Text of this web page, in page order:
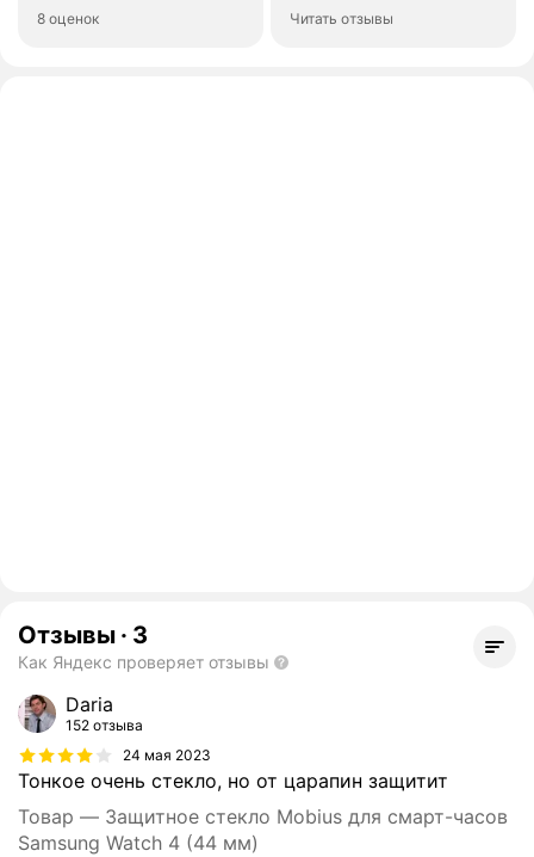
8 оценок Читать отзывы
Отзывы · 3
Как Яндекс проверяет отзывы
Daria
152 отзыва
24 мая 2023
Тонкое очень стекло, но от царапин защитит
Товар — Защитное стекло Mobius для смарт-часов
Samsung Watch 4 (44 мм)